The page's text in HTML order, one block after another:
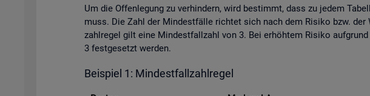
Um die Of­fen­le­gung zu ver­hin­dern, wird be­stimmt, dass zu jedem
muss. Die Zahl der Min­dest­fäl­le rich­tet sich nach dem Ri­si­ko bzw.
zahl­re­gel gilt eine Min­dest­fall­zahl von 3. Bei er­höh­tem Ri­si­ko
3 fest­ge­setzt wer­den.
Bei­spiel 1: Min­dest­fall­zahl­re­gel